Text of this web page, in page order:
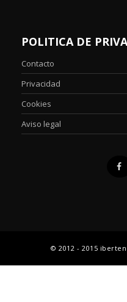
POLITICA DE
Contacto
Privacidad
Cookies
Aviso legal
© 2012 - 2015